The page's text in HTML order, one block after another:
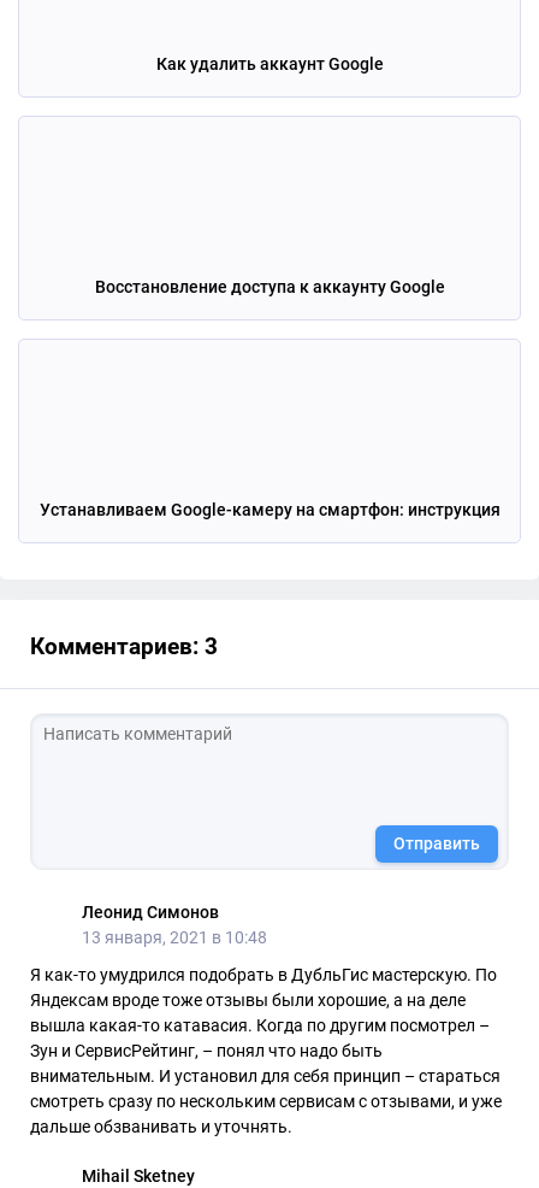
Как удалить аккаунт Google
Восстановление доступа к аккаунту Google
Устанавливаем Google-камеру на смартфон: инструкция
Комментариев: 3
Отправить
Леонид Симонов
13 января, 2021 в 10:48
Я как-то умудрился подобрать в ДубльГис мастерскую. По
Яндексам вроде тоже отзывы были хорошие, а на деле
вышла какая-то катавасия. Когда по другим посмотрел –
Зун и СервисРейтинг, – понял что надо быть
внимательным. И установил для себя принцип – стараться
смотреть сразу по нескольким сервисам с отзывами, и уже
дальше обзванивать и уточнять.
Mihail Sketney